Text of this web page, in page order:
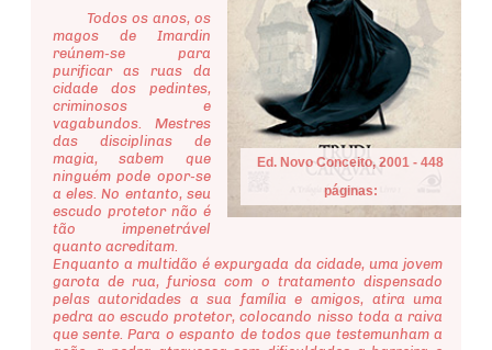
Ed. Novo Conceito, 2001 - 448
páginas:
Todos os anos, os
magos de Imardin
reúnem-se para
purificar as ruas da
cidade dos pedintes,
criminosos e
vagabundos. Mestres
das disciplinas de
magia, sabem que
ninguém pode opor-se
a eles. No entanto, seu
escudo protetor não é
tão impenetrável
quanto acreditam.
Enquanto a multidão é expurgada da cidade, uma jovem
garota de rua, furiosa com o tratamento dispensado
pelas autoridades a sua família e amigos, atira uma
pedra ao escudo protetor, colocando nisso toda a raiva
que sente. Para o espanto de todos que testemunham a